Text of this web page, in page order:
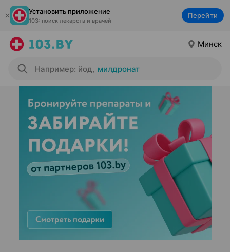
Установить приложение
103: поиск лекарств и врачей
Перейти
Минск
Например: йод, милдронат